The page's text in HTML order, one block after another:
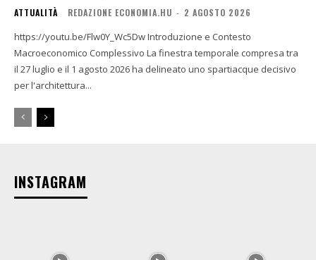
ATTUALITÀ REDAZIONE ECONOMIA.HU - 2 AGOSTO 2026
https://youtu.be/Flw0Y_Wc5Dw Introduzione e Contesto
Macroeconomico Complessivo La finestra temporale compresa tra
il 27 luglio e il 1 agosto 2026 ha delineato uno spartiacque decisivo
per l'architettura...
INSTAGRAM